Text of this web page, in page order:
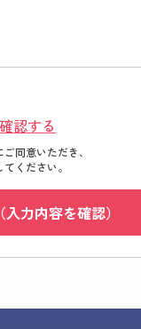
認する
同意いただき、
ください。
力内容を確認）